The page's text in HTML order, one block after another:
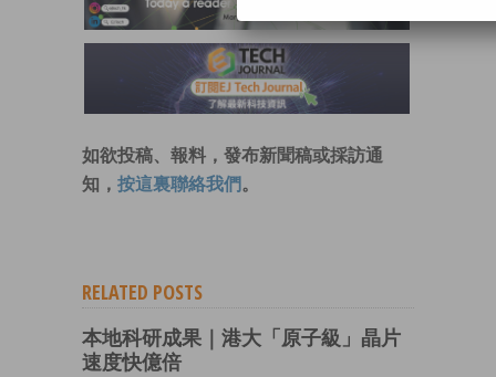
如欲投稿、報料，發布新聞稿或採訪通
知， 按這裏聯絡我們 。
RELATED POSTS
本地科研成果｜港大「原子級」晶片
速度快億倍